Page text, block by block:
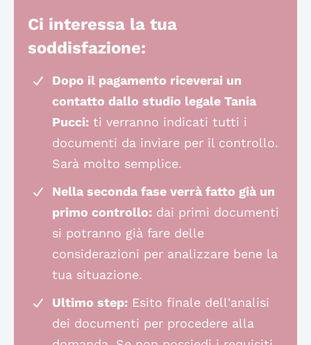
Ci interessa la tua
soddisfazione:
Dopo il pagamento riceverai un
contatto dallo studio legale Tania
Pucci: ti verranno indicati tutti i
documenti da inviare per il controllo.
Sarà molto semplice.
Nella seconda fase verrà fatto già un
primo controllo: dai primi documenti
si potranno già fare delle
considerazioni per analizzare bene la
tua situazione.
Ultimo step: Esito finale dell'analisi
dei documenti per procedere alla